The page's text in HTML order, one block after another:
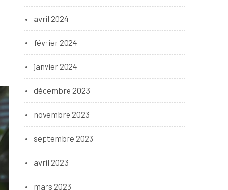
avril 2024
février 2024
janvier 2024
décembre 2023
novembre 2023
septembre 2023
avril 2023
mars 2023